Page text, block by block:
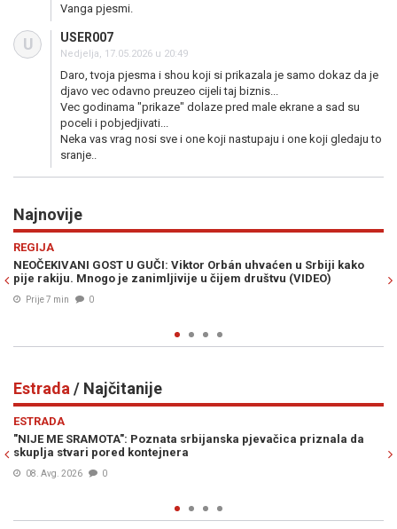
Vanga pjesmi.
U USER007
Nedjelja, 17.05.2026 u 20:49
Daro, tvoja pjesma i shou koji si prikazala je samo dokaz da je
djavo vec odavno preuzeo cijeli taj biznis...
Vec godinama "prikaze" dolaze pred male ekrane a sad su
poceli i pobjedjivati...
Neka vas vrag nosi sve i one koji nastupaju i one koji gledaju to
sranje..
Najnovije
Srbiji kako
DOK PRIČA O DEFICITU BOŠNJAKA U INSTITUCIJAMA
Konaković nikada nije popunio pozicije sekretara i tri
Estrada / Najčitanije
priznala da
"IZVLAČIĆE TE IZ DRINE I MORAVE, KU**ETINO
Procurile stravične glasovne poruke Ane Nikolić